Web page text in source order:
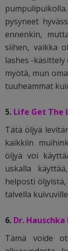
pysyneet
ennenkin,
siihen, vaikka
lashes -
myötä, mun
tuuheammat
5. Life Get The
Tätä öljyä
kaikkiin
öljyä voi
uskalla
helposti
talvella
6. Dr.
Tämä voide